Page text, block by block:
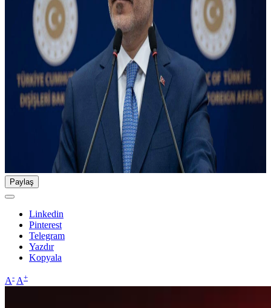
Paylaş
Linkedin
Pinterest
Telegram
Yazdır
Kopyala
A- A+